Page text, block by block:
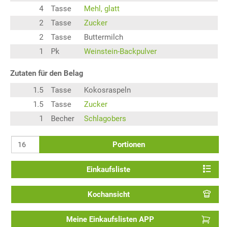
4
Tasse
Mehl, glatt
2
Tasse
Zucker
2
Tasse
Buttermilch
1
Pk Weinstein-Backpulver
Zutaten für den Belag
1.5
Tasse
Kokosraspeln
1.5
Tasse
Zucker
1
Becher Schlagobers
Portionen
Einkaufsliste
Kochansicht
Meine Einkaufslisten APP